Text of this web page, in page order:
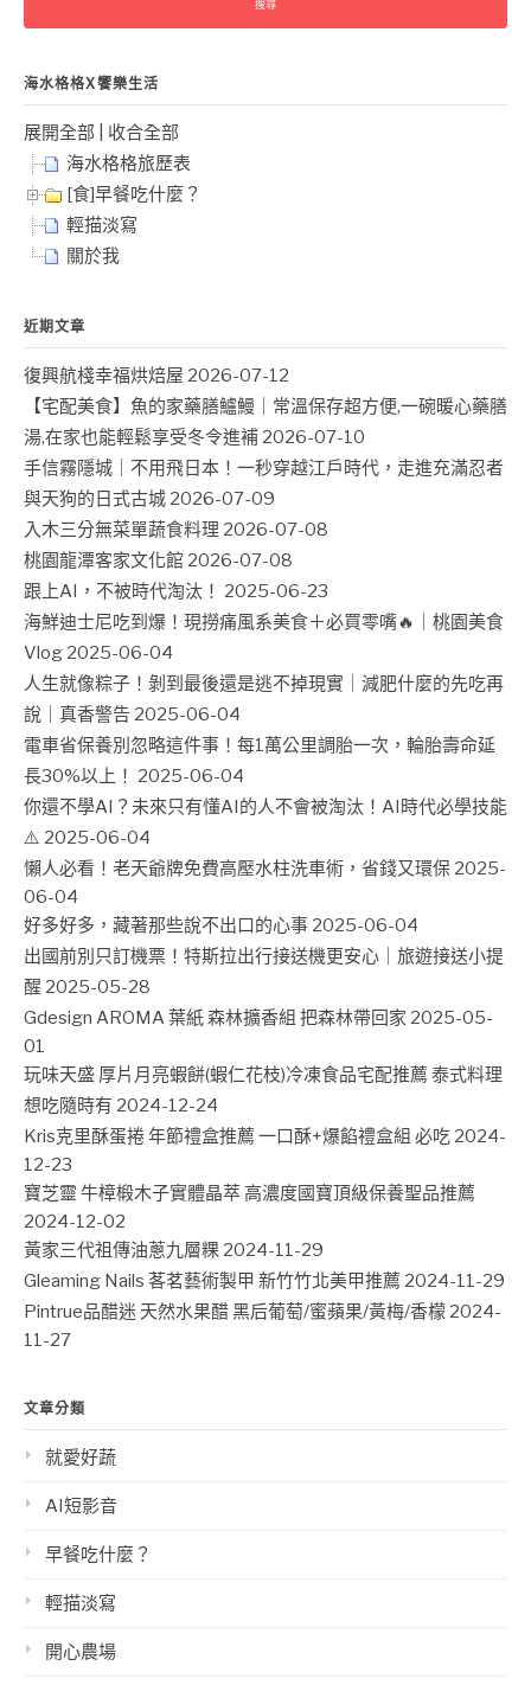
字:
海水格格X饗樂生活
展開全部
收合全部
海水格格旅歷表
[食]早餐吃什麼？
輕描淡寫
關於我
近期文章
復興航棧幸福烘焙屋 2026-07-12
【宅配美食】魚的家藥膳鱸鰻｜常溫保存超方便,一碗暖心藥膳
湯,在家也能輕鬆享受冬令進補 2026-07-10
手信霧隱城｜不用飛日本！一秒穿越江戶時代，走進充滿忍者
與天狗的日式古城 2026-07-09
入木三分無菜單蔬食料理 2026-07-08
桃園龍潭客家文化館 2026-07-08
跟上AI，不被時代淘汰！ 2025-06-23
海鮮迪士尼吃到爆！現撈痛風系美食＋必買零嘴🔥｜桃園美食
Vlog 2025-06-04
人生就像粽子！剝到最後還是逃不掉現實｜減肥什麼的先吃再
說｜真香警告 2025-06-04
電車省保養別忽略這件事！每1萬公里調胎一次，輪胎壽命延
長30%以上！ 2025-06-04
你還不學AI？未來只有懂AI的人不會被淘汰！AI時代必學技能
⚠️ 2025-06-04
懶人必看！老天爺牌免費高壓水柱洗車術，省錢又環保 2025-
06-04
好多好多，藏著那些說不出口的心事 2025-06-04
出國前別只訂機票！特斯拉出行接送機更安心｜旅遊接送小提
醒 2025-05-28
Gdesign AROMA 葉紙 森林擴香組 把森林帶回家 2025-05-
01
玩味天盛 厚片月亮蝦餅(蝦仁花枝)冷凍食品宅配推薦 泰式料理
想吃隨時有 2024-12-24
Kris克里酥蛋捲 年節禮盒推薦 一口酥+爆餡禮盒組 必吃 2024-
12-23
寶芝靈 牛樟椴木子實體晶萃 高濃度國寶頂級保養聖品推薦
2024-12-02
黃家三代祖傳油蔥九層粿 2024-11-29
Gleaming Nails 茖茗藝術製甲 新竹竹北美甲推薦 2024-11-29
Pintrue品醋迷 天然水果醋 黑后葡萄/蜜蘋果/黃梅/香檬 2024-
11-27
文章分類
就愛好蔬
AI短影音
早餐吃什麼？
輕描淡寫
開心農場